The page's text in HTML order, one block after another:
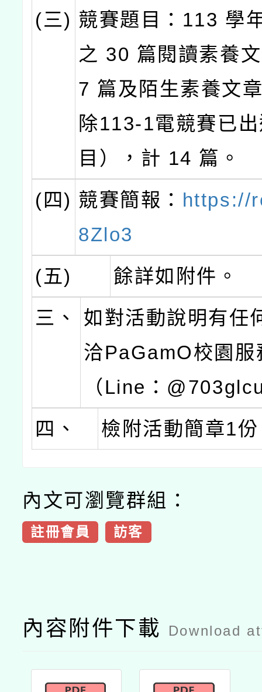
(三) 競賽題目：113 學
之 30 篇閱讀素養
7 篇及陌生素養文
除113-1電競賽已
目），計 14 篇。
(四) 競賽簡報： https://
8Zlo3
(五)
餘詳如附件。
三、
如對活動說明有任
洽PaGamO校園服
（Line：
四、
檢附活動簡章1
內文可瀏覽群組：
註冊會員 訪客
內容附件下載 Download